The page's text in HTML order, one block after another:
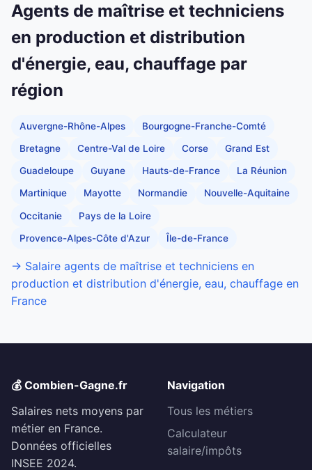
Agents de maîtrise et techniciens
en production et distribution
d'énergie, eau, chauffage par
région
Auvergne-Rhône-Alpes Bourgogne-Franche-Comté
Bretagne Centre-Val de Loire Corse Grand Est
Guadeloupe Guyane Hauts-de-France La Réunion
Martinique Mayotte Normandie Nouvelle-Aquitaine
Occitanie Pays de la Loire
Provence-Alpes-Côte d'Azur Île-de-France
→ Salaire agents de maîtrise et techniciens en
production et distribution d'énergie, eau, chauffage en
France
💰 Combien-Gagne.fr
Salaires nets moyens par
métier en France.
Données officielles
INSEE 2024.
Navigation
Tous les métiers
Calculateur
salaire/impôts